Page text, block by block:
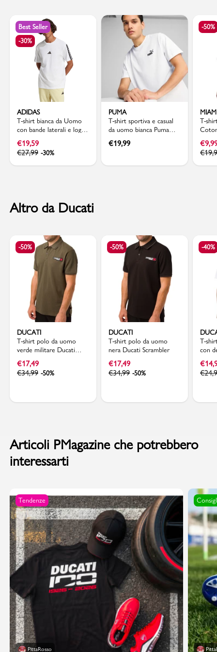
Best Seller
-30%
ADIDAS
T-shirt bianca da Uomo
con bande laterali e logo
frontale adidas
€19,59
€27,99 -30%
PUMA
T-shirt sportiva e casual
da uomo bianca Puma
con logo nero sul petto
€19,99
-50%
T-
€
€
Altro da Ducati
-50%
DUCATI
T-shirt polo da uomo
verde militare Ducati
Scrambler
€17,49
€34,99 -50%
-50%
DUCATI
T-shirt polo da uomo
nera Ducati Scrambler
€17,49
€34,99 -50%
-40%
T-
con
€
€
Articoli PMagazine che potrebbero
interessarti
Tendenze
PittaRosso